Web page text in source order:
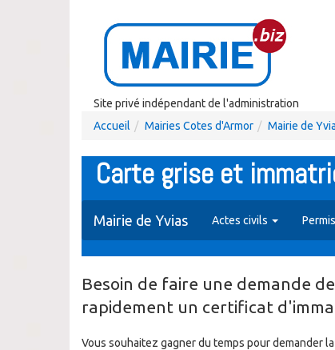
Site privé indépendant de l'administration
Accueil
Mairies Cotes d'Armor Mairie de
Carte grise et
Mairie de Yvias Actes civils
Besoin de faire une demande
rapidement un certificat
Vous souhaitez gagner du temps pour demander la